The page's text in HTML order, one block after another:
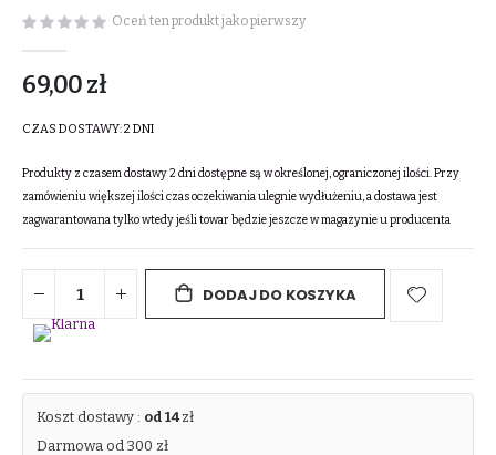
Oceń ten produkt jako pierwszy
69,00 zł
CZAS DOSTAWY:2 DNI
Produkty z czasem dostawy 2 dni dostępne są w określonej, ograniczonej ilości. Przy
zamówieniu większej ilości czas oczekiwania ulegnie wydłużeniu, a dostawa jest
zagwarantowana tylko wtedy jeśli towar będzie jeszcze w magazynie u producenta
DODAJ DO KOSZYKA
Koszt dostawy : od 14zł
Darmowa od 300 zł